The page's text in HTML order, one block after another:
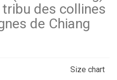
des collines
de Chiang
Size chart